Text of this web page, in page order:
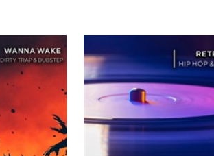
管楽器
DTM オンラ